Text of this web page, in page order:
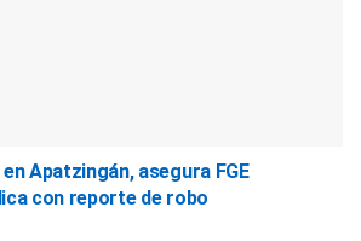
Apatzingán, asegura FGE
con reporte de robo